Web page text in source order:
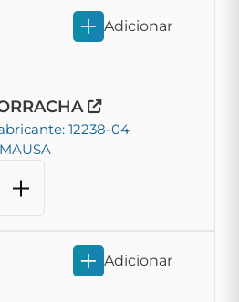
12238-04
Adicionar
Adicionar